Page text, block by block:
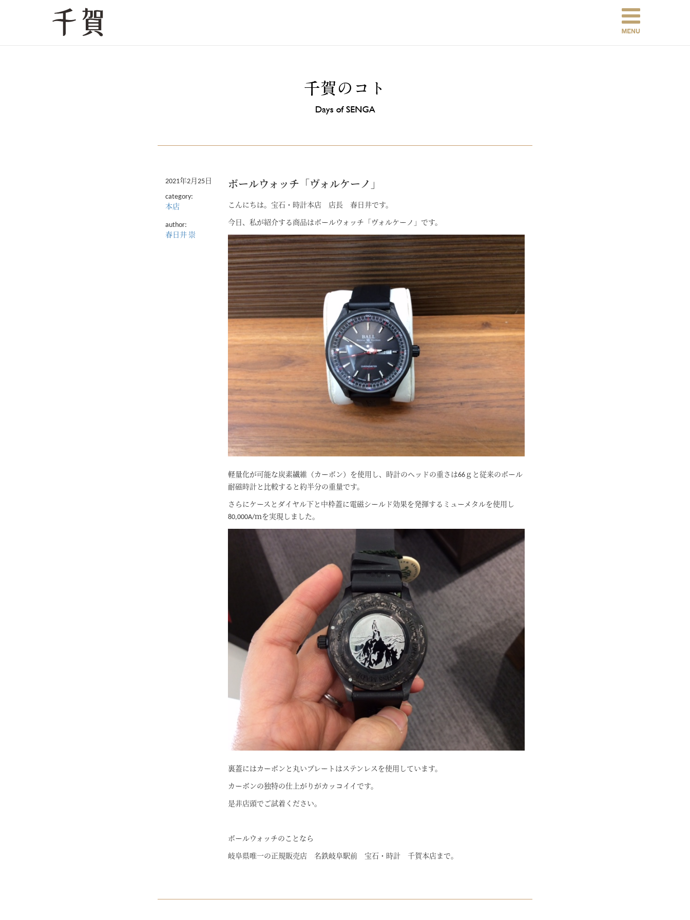
ボールウォッチ「ヴォルケーノ」
こんにちは。宝石・時計本店 店長 春日井です。
今日、私が紹介する商品はボールウォッチ「ヴォルケーノ」です。
軽量化が可能な炭素繊維（カーボン）を使用し、時計のヘッドの重さは66ｇと従来のボール
耐磁時計と比較すると約半分の重量です。
さらにケースとダイヤル下と中枠蓋に電磁シールド効果を発揮するミューメタルを使用し
80,000A/ｍを実現しました。
裏蓋にはカーボンと丸いプレートはステンレスを使用しています。
カーボンの独特の仕上がりがカッコイイです。
是非店頭でご試着ください。
ボールウォッチのことなら
岐阜県唯一の正規販売店 名鉄岐阜駅前 宝石・時計 千賀本店まで。
2021年2月25日
category:
本店
author:
春日井 崇